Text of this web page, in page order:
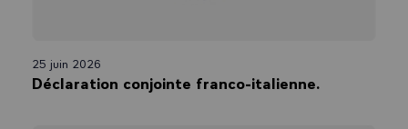
Merci encore pour votre accueil, madame la Chancelière.
25 juin 2026
Déclaration conjointe franco-italienne.